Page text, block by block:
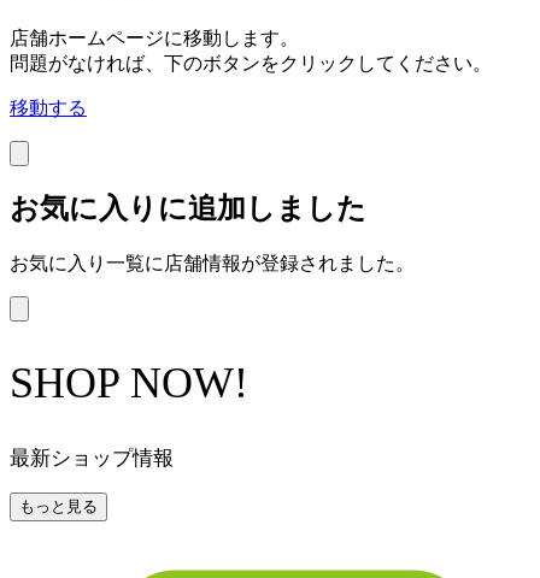
店舗ホームページに移動します。
問題がなければ、下のボタンをクリックしてください。
移動する
お気に入りに追加しました
お気に入り一覧に店舗情報が登録されました。
SHOP NOW!
最新ショップ情報
もっと見る